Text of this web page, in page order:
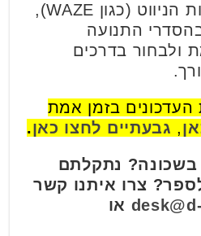
באמצעות אפליקציות הניווט (כגון WAZE),
התנועה
ולבחור בדרכים
בזמן אמת
, גבעתיים לחצו כאן.
בשכונה? נתקלתם
צרו איתנו קשר
או